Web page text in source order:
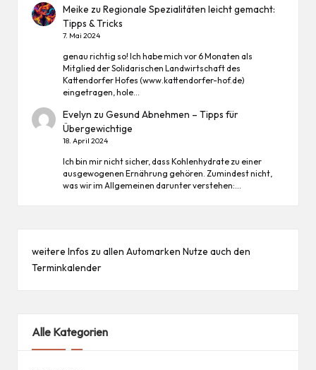
Meike zuRegionale Spezialitäten leicht gemacht:
Tipps & Tricks
7. Mai 2024
genau richtig so! Ich habe mich vor 6 Monaten als
Mitglied der Solidarischen Landwirtschaft des
Kattendorfer Hofes (www.kattendorfer-hof.de)
eingetragen, hole…
Evelyn zuGesund Abnehmen – Tipps für
Übergewichtige
18. April 2024
Ich bin mir nicht sicher, dass Kohlenhydrate zu einer
ausgewogenen Ernährung gehören. Zumindest nicht,
was wir im Allgemeinen darunter verstehen:…
weitere Infos zu allen Automarken Nutze auch den
Terminkalender
Alle Kategorien